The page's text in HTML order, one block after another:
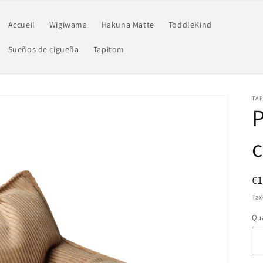
Accueil Wigiwama Hakuna Matte ToddleKind
Sueños de cigueña Tapitom